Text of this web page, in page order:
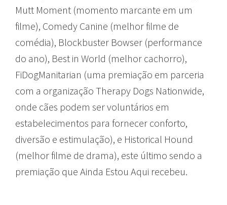
Mutt Moment (momento marcante em um
filme), Comedy Canine (melhor filme de
comédia), Blockbuster Bowser (performance
do ano), Best in World (melhor cachorro),
FiDogManitarian (uma premiação em parceria
com a organização Therapy Dogs Nationwide,
onde cães podem ser voluntários em
estabelecimentos para fornecer conforto,
diversão e estimulação), e Historical Hound
(melhor filme de drama), este último sendo a
premiação que Ainda Estou Aqui recebeu.